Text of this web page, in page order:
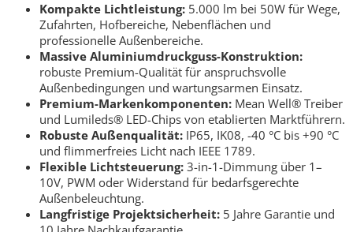
Kompakte Lichtleistung: 5.000 lm bei 50W für Wege,
Zufahrten, Hofbereiche, Nebenflächen und
professionelle Außenbereiche.
Massive Aluminiumdruckguss-Konstruktion:
robuste Premium-Qualität für anspruchsvolle
Außenbedingungen und wartungsarmen Einsatz.
Premium-Markenkomponenten: Mean Well® Treiber
und Lumileds® LED-Chips von etablierten Marktführern.
Robuste Außenqualität: IP65, IK08, -40 °C bis +90 °C
und flimmerfreies Licht nach IEEE 1789.
Flexible Lichtsteuerung: 3-in-1-Dimmung über 1–
10V, PWM oder Widerstand für bedarfsgerechte
Außenbeleuchtung.
Langfristige Projektsicherheit: 5 Jahre Garantie und